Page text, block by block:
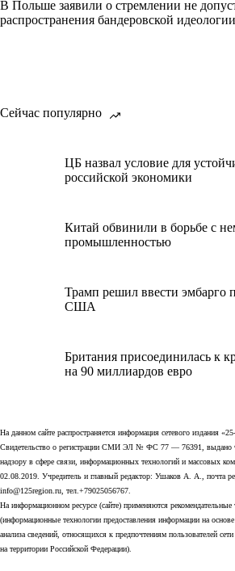
В Польше заявили о стремлении не
распространения бандеровской идеологии
Сейчас популярно
ЦБ назвал условие для
российской экономики
Китай обвинили в борьбе с
промышленностью
Трамп решил ввести эмбарго
США
Британия присоединилась к
на 90 миллиардов евро
На данном сайте распространяется информация сетевого издания
Свидетельство о регистрации СМИ ЭЛ № ФС 77 — 76391, выдано
надзору в сфере связи, информационных технологий и массовых
02.08.2019. Учредитель и главный редактор: Ушаков А. А., почта
info@125region.ru, тел.+79025056767.
На информационном ресурсе (сайте) применяются рекомендательные
(информационные технологии предоставления информации на основе
анализа сведений, относящихся к предпочтениям пользователей
на территории Российской Федерации).